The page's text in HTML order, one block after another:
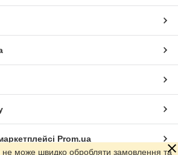
Prom.ua
не може швидко обробляти замовлення та